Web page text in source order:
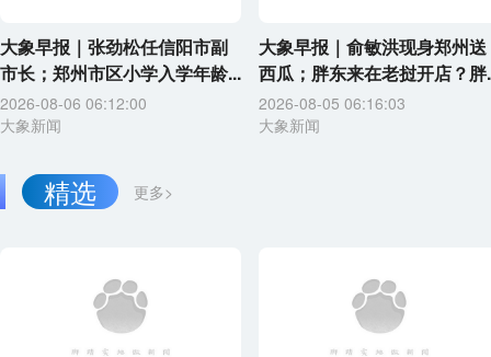
大象早报｜张劲松任信阳市副
市长；郑州市区小学入学年龄...
2026-08-06 06:12:00
大象新闻
大象早报｜俞敏洪现身郑州送
西瓜；胖东来在老挝开店？胖
2026-08-05 06:16:03
大象新闻
更多>
精选